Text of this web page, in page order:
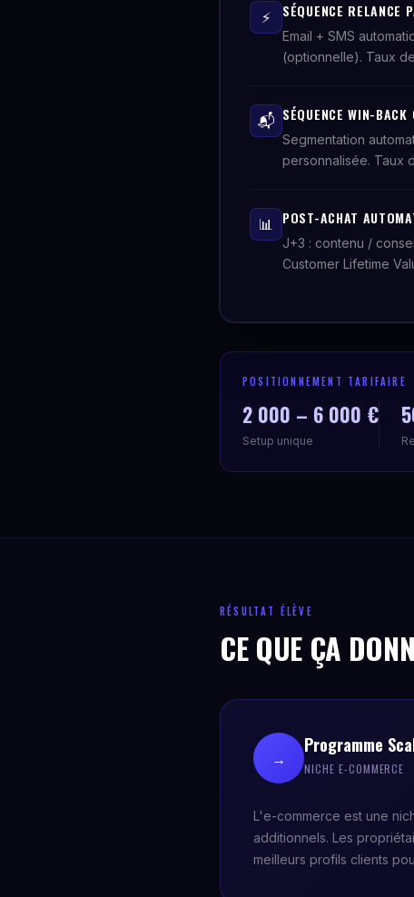
⚡ SÉQUENCE
Email + SMS
(optionnelle). Taux
📬 SÉQUENCE WIN-
Segmentation
personnalisée. Taux
📊 POST-ACHAT
J+3 : contenu /
Customer Lifetime
POSITIONNEMENT TARIFAIRE
2 000 – 6 000 €
Setup unique
RÉSULTAT ÉLÈVE
CE QUE ÇA
→
Programme
NICHE E-COMMERCE
L'e-commerce est une
additionnels. Les
meilleurs profils clients